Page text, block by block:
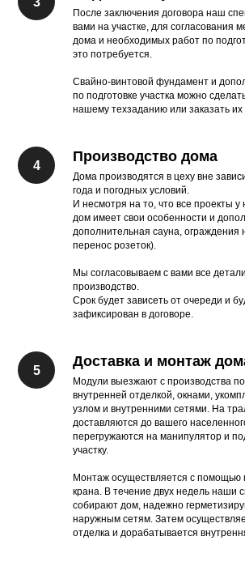
После заключения договора наш
вами на участке, для согласования
дома и необходимых работ по
это потребуется.
Свайно-винтовой фундамент и
по подготовке участка можно
нашему техзаданию или заказать их
Производство дома
Дома производятся в цеху вне
года и погодных условий.
И несмотря на то, что все проекты
дом имеет свои особенности и
дополнительная сауна, ограждения
перенос розеток).
Мы согласовываем с вами все
производство.
Срок будет зависеть от очереди и
зафиксирован в договоре.
Доставка и монтаж
Модули выезжают с производства
внутренней отделкой, окнами,
узлом и внутренними сетями. На
доставляются до вашего
перегружаются на манипулятор и
участку.
Монтаж осуществляется с помощью
крана. В течение двух недель наши
собирают дом, надежно
наружным сетям. Затем
отделка и дорабатывается